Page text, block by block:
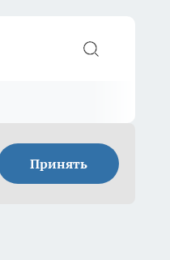
Принять